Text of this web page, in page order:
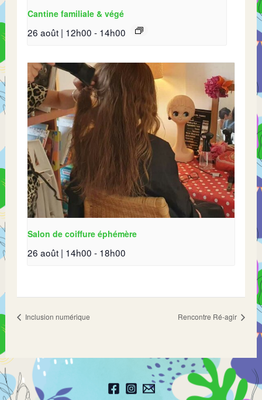
Cantine familiale & végé
26 août | 12h00 - 14h00
Salon de coiffure éphémère
26 août | 14h00 - 18h00
Inclusion numérique Rencontre Ré-agir